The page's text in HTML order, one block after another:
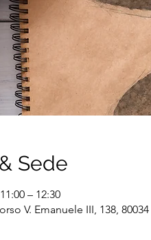
Sede
– 12:30
V. Emanuele III, 138,